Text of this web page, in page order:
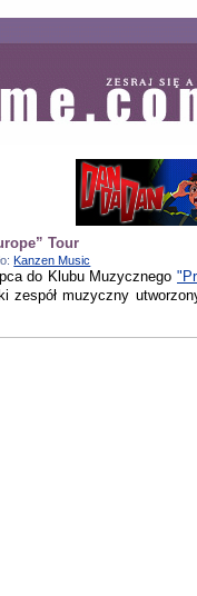
Tour
Kanzen Music
do Klubu Muzycznego
zespół muzyczny